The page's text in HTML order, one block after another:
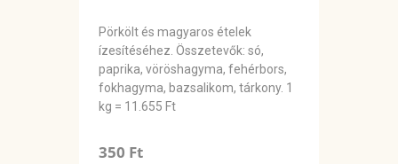
Pörkölt és magyaros ételek
ízesítéséhez. Összetevők: só,
paprika, vöröshagyma, fehérbors,
fokhagyma, bazsalikom, tárkony. 1
kg = 11.655 Ft
350 Ft